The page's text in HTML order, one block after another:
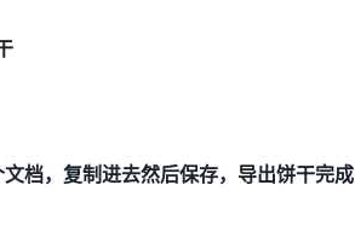
档，复制进去然后保存，导出饼干完成